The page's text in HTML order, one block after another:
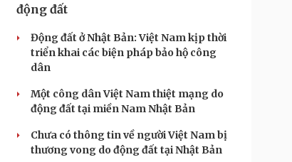
động đất
Động đất ở Nhật Bản: Việt Nam kịp thời
triển khai các biện pháp bảo hộ công
dân
Một công dân Việt Nam thiệt mạng do
động đất tại miền Nam Nhật Bản
Chưa có thông tin về người Việt Nam bị
thương vong do động đất tại Nhật Bản